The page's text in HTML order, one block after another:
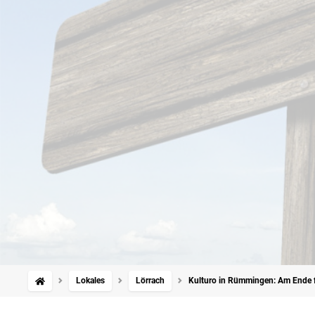
Lokales Lörrach Kulturo in Rümmingen: Am